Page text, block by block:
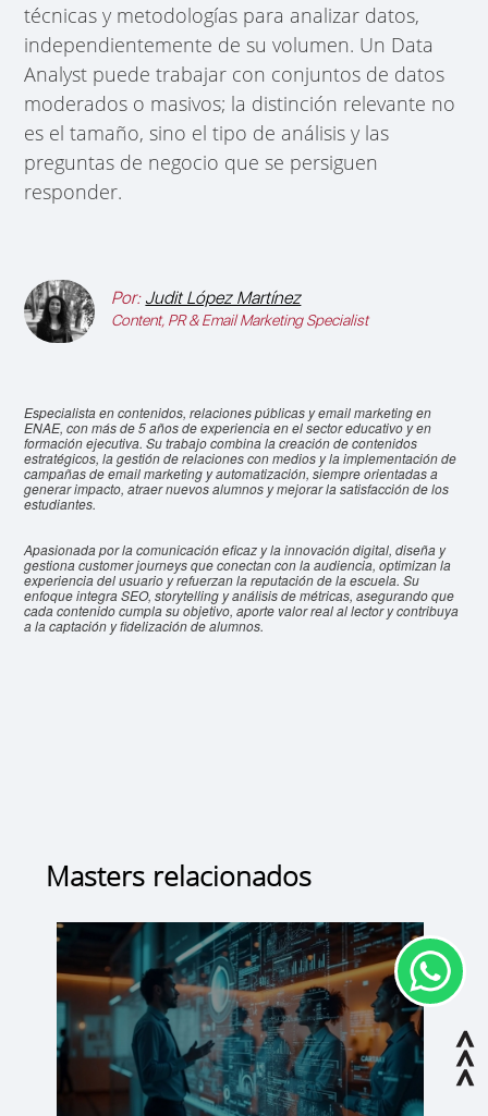
técnicas y metodologías para analizar datos,
independientemente de su volumen. Un Data
Analyst puede trabajar con conjuntos de datos
moderados o masivos; la distinción relevante no
es el tamaño, sino el tipo de análisis y las
preguntas de negocio que se persiguen
responder.
Por: Judit López Martínez
Content, PR & Email Marketing Specialist
Especialista en contenidos, relaciones públicas y email marketing en
ENAE, con más de 5 años de experiencia en el sector educativo y en
formación ejecutiva. Su trabajo combina la creación de contenidos
estratégicos, la gestión de relaciones con medios y la implementación de
campañas de email marketing y automatización, siempre orientadas a
generar impacto, atraer nuevos alumnos y mejorar la satisfacción de los
estudiantes.
Apasionada por la comunicación eficaz y la innovación digital, diseña y
gestiona customer journeys que conectan con la audiencia, optimizan la
experiencia del usuario y refuerzan la reputación de la escuela. Su
enfoque integra SEO, storytelling y análisis de métricas, asegurando que
cada contenido cumpla su objetivo, aporte valor real al lector y contribuya
a la captación y fidelización de alumnos.
Masters relacionados